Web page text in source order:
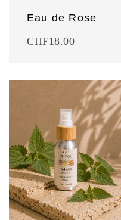
Eau de Rose
CHF18.00